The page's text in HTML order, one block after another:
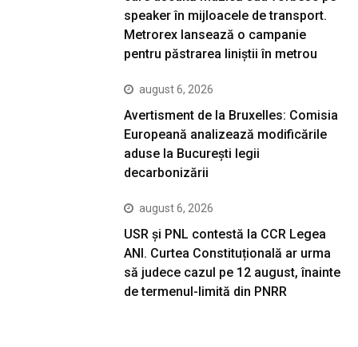
speaker în mijloacele de transport.
Metrorex lansează o campanie
pentru păstrarea liniștii în metrou
august 6, 2026
Avertisment de la Bruxelles: Comisia
Europeană analizează modificările
aduse la București legii
decarbonizării
august 6, 2026
USR și PNL contestă la CCR Legea
ANI. Curtea Constituțională ar urma
să judece cazul pe 12 august, înainte
de termenul-limită din PNRR